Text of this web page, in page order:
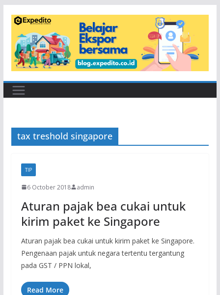
content
tax treshold singapore
TIP
6 October 2018 admin
Aturan pajak bea cukai untuk
kirim paket ke Singapore
Aturan pajak bea cukai untuk kirim paket ke Singapore.
Pengenaan pajak untuk negara tertentu tergantung
pada GST / PPN lokal,
Read More